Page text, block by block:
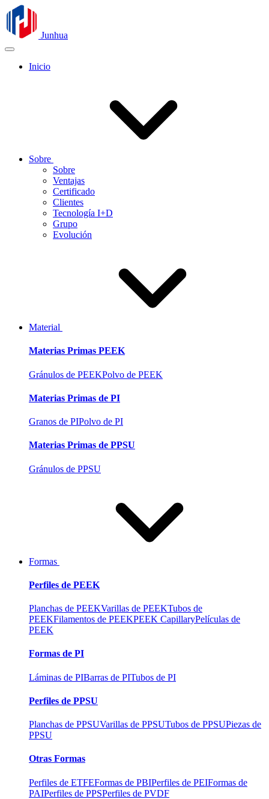
Junhua
Inicio
Sobre
Sobre
Ventajas
Certificado
Clientes
Tecnología I+D
Grupo
Evolución
Material
Materias Primas PEEK
Gránulos de PEEKPolvo de PEEK
Materias Primas de PI
Granos de PIPolvo de PI
Materias Primas de PPSU
Gránulos de PPSU
Formas
Perfiles de PEEK
Planchas de PEEKVarillas de PEEKTubos de
PEEKFilamentos de PEEKPEEK CapillaryPelículas de
PEEK
Formas de PI
Láminas de PIBarras de PITubos de PI
Perfiles de PPSU
Planchas de PPSUVarillas de PPSUTubos de PPSUPiezas de
PPSU
Otras Formas
Perfiles de ETFEFormas de PBIPerfiles de PEIFormas de
PAIPerfiles de PPSPerfiles de PVDF